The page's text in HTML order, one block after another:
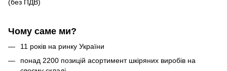
(без ПДВ)
Чому саме ми?
11 років на ринку України
понад 2200 позицій асортимент шкіряних виробів на